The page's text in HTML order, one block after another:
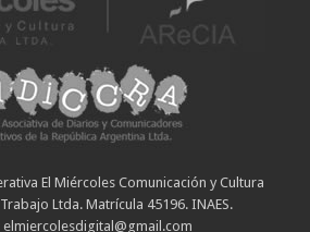
El Miércoles Comunicación y Cultura
Ltda. Matrícula 45196. INAES.
elmiercolesdigital@gmail.com